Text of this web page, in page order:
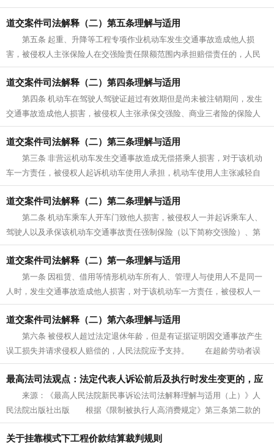
人身损害赔偿案件适用法律若干问...
道交案件司法解释（二）第五条理解与适用
第五条 起重、升降等工程专项作业机动车发生交通事故造成他人损
害，被侵权人主张保险人在交强险责任限额范围内承担赔偿责任的，人民
法院应予支持。 前款规定的机动...
道交案件司法解释（二）第四条理解与适用
第四条 机动车在驾驶人驾驶证超过有效期但是尚未被注销期间，发生
交通事故造成他人损害，被侵权人主张承保交强险、商业三者险的保险人
承担保险责任，保险人仅以机动车...
道交案件司法解释（二）第三条理解与适用
第三条 非营运机动车发生交通事故造成无偿搭乘人损害，对于该机动
车一方责任，被侵权人起诉机动车使用人承担，机动车使用人主张减轻自
身赔偿责任的，人民法院应予支持...
道交案件司法解释（二）第二条理解与适用
第二条 机动车乘车人开车门致他人损害，被侵权人一并起诉乘车人、
驾驶人以及承保该机动车交通事故责任强制保险（以下简称交强险）、第
三者责任商业保险（以下简称商业...
道交案件司法解释（二）第一条理解与适用
第一条 因租赁、借用等情形机动车所有人、管理人与使用人不是同一
人时，发生交通事故造成他人损害，对于该机动车一方责任，被侵权人一
并请求机动车使用人与机动车所有...
道交案件司法解释（二）第六条理解与适用
第六条 被侵权人超过法定退休年龄，但是有证据证明因交通事故产生
误工损失并请求侵权人赔偿的，人民法院应予支持。 在超龄劳动者误
工费赔偿这一问题上，《中华人民...
最高法司法观点：法定代表人诉讼前后及执行时发生变更的，应
当以何时的法定代表人为限制高消费主体？
来源：《最高人民法院新民事诉讼法司法解释理解与适用（上）》人
民法院出版社出版 根据《限制被执行人高消费规定》第三条第二款的
规定，被执行人为单位的，被采取限...
关于挂靠模式下工程价款结算裁判规则